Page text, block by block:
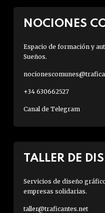
NOCIONES
Espacio de formación y
Sueños.
+34 630662527
Canal de Telegram
TALLER DE
Servicios de diseño
empresas solidarias.
taller@traficantes.net